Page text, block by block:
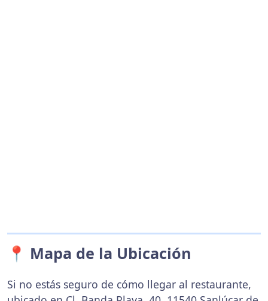
📍 Mapa de la Ubicación
Si no estás seguro de cómo llegar al restaurante,